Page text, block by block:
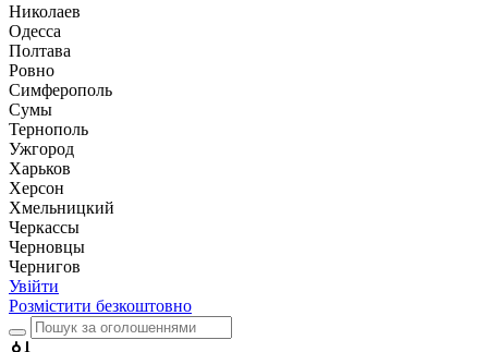
Николаев
Одесса
Полтава
Ровно
Симферополь
Сумы
Тернополь
Ужгород
Харьков
Херсон
Хмельницкий
Черкассы
Чернoвцы
Чернигов
Увійти
Розмістити безкоштовно